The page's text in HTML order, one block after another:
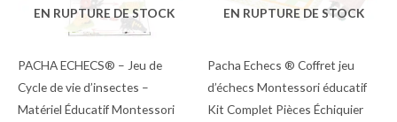
EN RUPTURE DE STOCK
PACHA ECHECS® – Jeu de
Cycle de vie d’insectes –
Matériel Éducatif Montessori
EN RUPTURE DE STOCK
Pacha Echecs ® Coffret jeu
d’échecs Montessori éducatif
Kit Complet Pièces Échiquier